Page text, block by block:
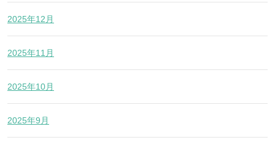
2025年12月
2025年11月
2025年10月
2025年9月